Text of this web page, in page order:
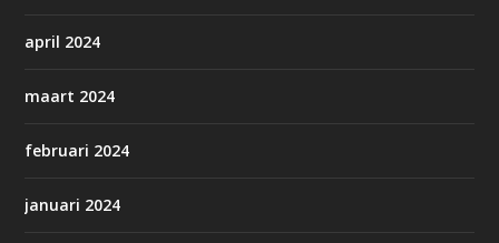
april 2024
maart 2024
februari 2024
januari 2024